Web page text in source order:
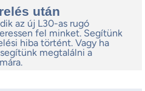
után
az új L30-as rugó
fel minket. Segítünk
hiba történt. Vagy ha
megtalálni a